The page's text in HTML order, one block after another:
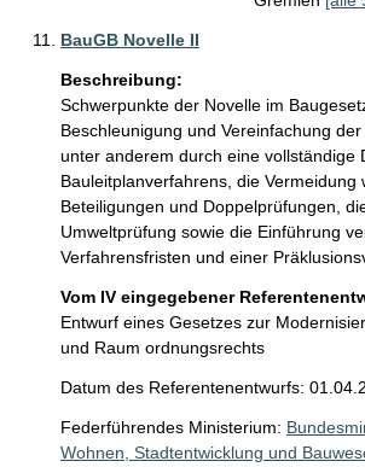
BauGB Novelle II
Beschreibung:
Schwerpunkte der Novelle im
Beschleunigung und Vereinfachung der
unter anderem durch eine vollständige
Bauleitplanverfahrens, die Vermeidung
Beteiligungen und Doppelprüfungen,
Umweltprüfung sowie die Einführung
Verfahrensfristen und einer
Vom IV eingegebener
Entwurf eines Gesetzes zur
und Raum ordnungsrechts
Datum des Referentenentwurfs:
Federführendes Ministerium:
Wohnen, Stadtentwicklung und